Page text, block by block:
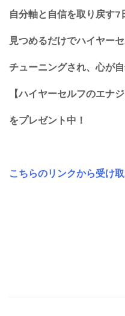
自分軸と自信を取り戻す7
見つめるだけでハイヤー
チューニングされ、心が
【ハイヤーセルフのエナ
をプレゼント中！
こちらのリンクから受け